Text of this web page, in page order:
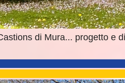
di Mura... progetto e